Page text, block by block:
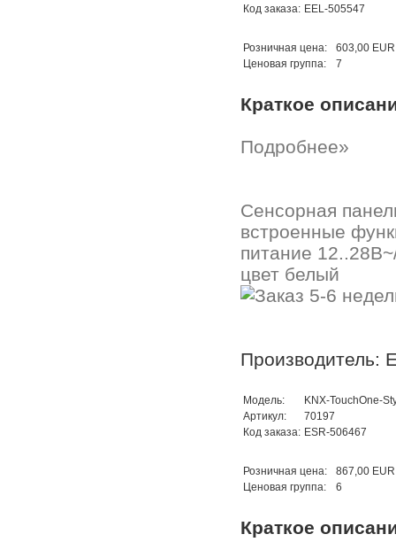
Код заказа: EEL-505547
Розничная цена:
603,00 EUR
Ценовая группа:
7
Краткое
Подробнее»
Сенсорная
встроенные
питание
цвет белый
Производитель:
Модель:
KNX-TouchOne-
Артикул:
70197
Код заказа: ESR-506467
Розничная цена:
867,00 EUR
Ценовая группа:
6
Краткое